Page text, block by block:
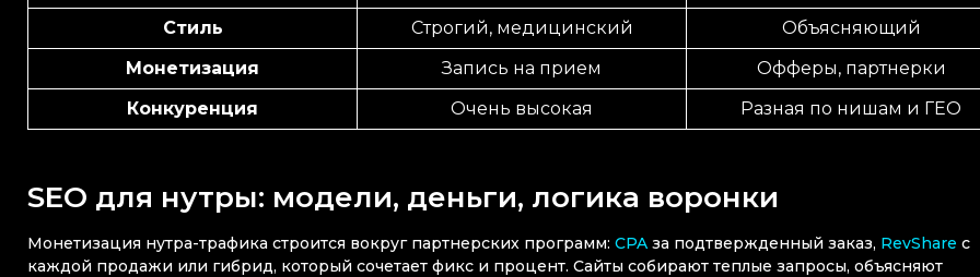
Стиль
Строгий, медицинский
Объясняющий
Монетизация
Запись на прием
Офферы, партнерки
Конкуренция
Очень высокая Разная по нишам и ГЕО
SEO для нутры: модели, деньги, логика воронки
Монетизация нутра-трафика строится вокруг партнерских программ: CPA за подтвержденный заказ, RevShare с
каждой продажи или гибрид, который сочетает фикс и процент. Сайты собирают теплые запросы, объясняют